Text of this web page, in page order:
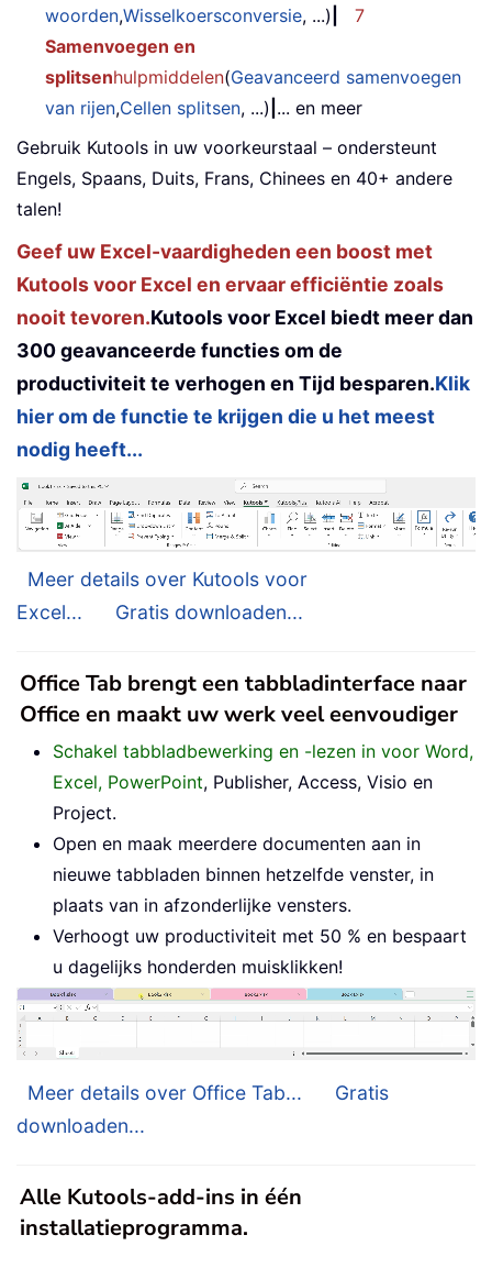
woorden,Wisselkoersconversie, ...)
7
Samenvoegen en
splitsenhulpmiddelen(Geavanceerd samenvoegen
van rijen,Cellen splitsen, ...) ... en meer
Gebruik Kutools in uw voorkeurstaal – ondersteunt
Engels, Spaans, Duits, Frans, Chinees en 40+ andere
talen!
Geef uw Excel-vaardigheden een boost met
Kutools voor Excel en ervaar efficiëntie zoals
nooit tevoren.Kutools voor Excel biedt meer dan
300 geavanceerde functies om de
productiviteit te verhogen en Tijd besparen.Klik
hier om de functie te krijgen die u het meest
nodig heeft...
Meer details over Kutools voor
Excel...
Gratis downloaden...
Office Tab brengt een tabbladinterface naar
Office en maakt uw werk veel eenvoudiger
Schakel tabbladbewerking en -lezen in voor Word,
Excel, PowerPoint, Publisher, Access, Visio en
Project.
Open en maak meerdere documenten aan in
nieuwe tabbladen binnen hetzelfde venster, in
plaats van in afzonderlijke vensters.
Verhoogt uw productiviteit met 50 % en bespaart
u dagelijks honderden muisklikken!
Meer details over Office Tab...
Gratis
downloaden...
Alle Kutools-add-ins in één
installatieprogramma.